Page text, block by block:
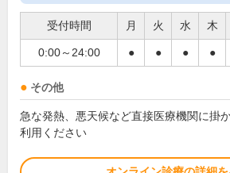
受付時間 月 火 水 木
0:00～24:00 ● ● ● ●
その他
急な発熱、悪天候など直接医療機関に掛
利用ください